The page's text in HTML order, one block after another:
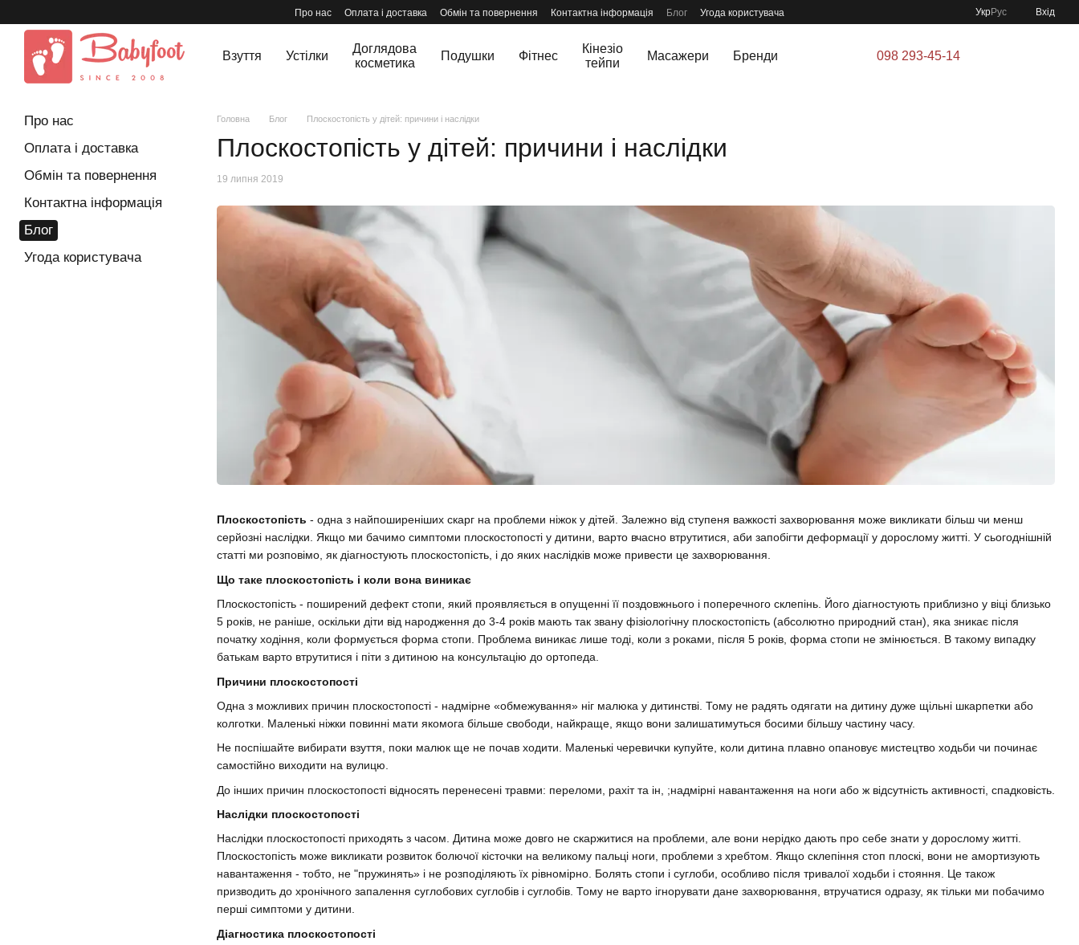
Про нас Оплата і доставка Обмін та повернення Контактна інформація Блог Угода користувача УкрРус Вхід
Взуття Устілки
Доглядова
косметика
Подушки Фітнес
Кінезіо
тейпи
Масажери Бренди 098 293-45-14
Головна Блог Плоскостопість у дітей: причини і наслідки
Плоскостопість у дітей: причини і наслідки
19 липня 2019
Плоскостопість - одна з найпоширеніших скарг на проблеми ніжок у дітей. Залежно від ступеня важкості захворювання може викликати більш чи менш
серйозні наслідки. Якщо ми бачимо симптоми плоскостопості у дитини, варто вчасно втрутитися, аби запобігти деформації у дорослому житті. У сьогоднішній
статті ми розповімо, як діагностують плоскостопість, і до яких наслідків може привести це захворювання.
Що таке плоскостопість і коли вона виникає
Плоскостопість - поширений дефект стопи, який проявляється в опущенні її поздовжнього і поперечного склепінь. Його діагностують приблизно у віці близько
5 років, не раніше, оскільки діти від народження до 3-4 років мають так звану фізіологічну плоскостопість (абсолютно природний стан), яка зникає після
початку ходіння, коли формується форма стопи. Проблема виникає лише тоді, коли з роками, після 5 років, форма стопи не змінюється. В такому випадку
батькам варто втрутитися і піти з дитиною на консультацію до ортопеда.
Причини плоскостопості
Одна з можливих причин плоскостопості - надмірне «обмежування» ніг малюка у дитинстві. Тому не радять одягати на дитину дуже щільні шкарпетки або
колготки. Маленькі ніжки повинні мати якомога більше свободи, найкраще, якщо вони залишатимуться босими більшу частину часу.
Не поспішайте вибирати взуття, поки малюк ще не почав ходити. Маленькі черевички купуйте, коли дитина плавно опановує мистецтво ходьби чи починає
самостійно виходити на вулицю.
До інших причин плоскостопості відносять перенесені травми: переломи, рахіт та ін, ;надмірні навантаження на ноги або ж відсутність активності, спадковість.
Наслідки плоскостопості
Наслідки плоскостопості приходять з часом. Дитина може довго не скаржитися на проблеми, але вони нерідко дають про себе знати у дорослому житті.
Плоскостопість може викликати розвиток болючої кісточки на великому пальці ноги, проблеми з хребтом. Якщо склепіння стоп плоскі, вони не амортизують
навантаження - тобто, не "пружинять» і не розподіляють їх рівномірно. Болять стопи і суглоби, особливо після тривалої ходьби і стояння. Це також
призводить до хронічного запалення суглобових суглобів і суглобів. Тому не варто ігнорувати дане захворювання, втручатися одразу, як тільки ми побачимо
перші симптоми у дитини.
Діагностика плоскостопості
Про нас
Оплата і доставка
Обмін та повернення
Контактна інформація
Блог
Угода користувача